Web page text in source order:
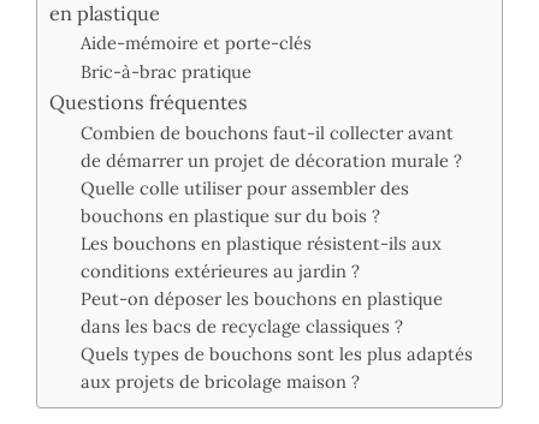
en plastique
Aide-mémoire et porte-clés
Bric-à-brac pratique
Questions fréquentes
Combien de bouchons faut-il collecter avant
de démarrer un projet de décoration murale ?
Quelle colle utiliser pour assembler des
bouchons en plastique sur du bois ?
Les bouchons en plastique résistent-ils aux
conditions extérieures au jardin ?
Peut-on déposer les bouchons en plastique
dans les bacs de recyclage classiques ?
Quels types de bouchons sont les plus adaptés
aux projets de bricolage maison ?